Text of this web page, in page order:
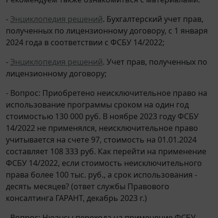
- Энциклопедия решений. Бухгалтерский учет прав,
полученных по лицензионному договору, c 1 января
2024 года в соответствии с ФСБУ 14/2022;
- Энциклопедия решений. Учет прав, полученных по
лицензионному договору;
- Вопрос: Приобретено неисключительное право на
использование программы сроком на один год
стоимостью 130 000 руб. В ноябре 2023 году ФСБУ
14/2022 не применялся, неисключительное право
учитывается на счете 97, стоимость на 01.01.2024
составляет 108 333 руб. Как перейти на применение
ФСБУ 14/2022, если стоимость неисключительного
права более 100 тыс. руб., а срок использования -
десять месяцев? (ответ службы Правового
консалтинга ГАРАНТ, декабрь 2023 г.)